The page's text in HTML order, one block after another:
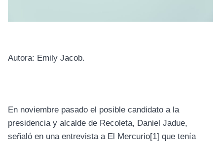
Autora: Emily Jacob.
En noviembre pasado el posible candidato a la
presidencia y alcalde de Recoleta, Daniel Jadue,
señaló en una entrevista a El Mercurio[1] que tenía